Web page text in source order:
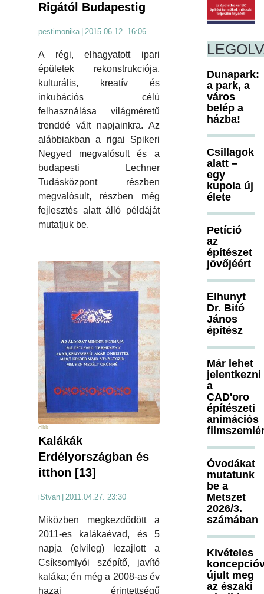
Rigától Budapestig
pestimonika 2015.06.12. 16:06
A régi, elhagyatott ipari
épületek rekonstrukciója,
kulturális, kreatív és
inkubációs célú
felhasználása világméretű
trenddé vált napjainkra. Az
alábbiakban a rigai Spikeri
Negyed megvalósult és a
budapesti Lechner
Tudásközpont részben
megvalósult, részben még
fejlesztés alatt álló példáját
mutatjuk be.
cikk
Kalákák
Erdélyországban és
itthon [13]
iStvan | 2011.04.27. 23:30
Miközben megkezdődött a
2011-es kalákaévad, és 5
napja (elvileg) lezajlott a
Csíksomlyói szépítő, javító
kaláka; én még a 2008-as év
hazai érintettségű
Dunapark:
a park, a
város
belép a
házba!
Csillagok
alatt –
egy
kupola új
élete
Petíció
az
építészet
jövőjéért
Elhunyt
Dr. Bitó
János
építész
Már lehet
jelentkezni
a
CAD'oro
építészeti
animációs
Óvodákat
mutatunk
be a
Metszet
2026/3.
számában
Kivételes
újult meg
az északi